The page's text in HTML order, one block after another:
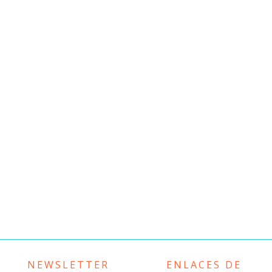
NEWSLETTER
ENLACES DE